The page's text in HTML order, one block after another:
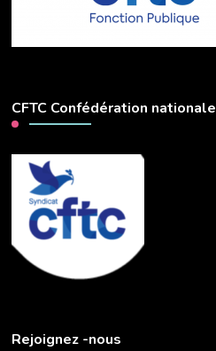
CFTC Confédération nationale
Rejoignez -nous